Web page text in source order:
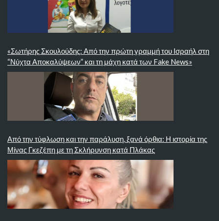
«Σωτήρης Σκουλούδης: Από την πρώτη γραμμή του Ισραήλ στη
“Νύχτα Αποκαλύψεων” και τη μάχη κατά των Fake News»
Από την τύφλωση και την παράλυση, ξανά όρθια: Η ιστορία της
Μίνας Γκεζέπη με τη Σκλήρυνση κατά Πλάκας